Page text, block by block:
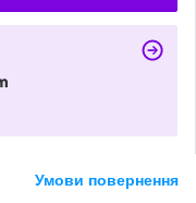
Умови повернення